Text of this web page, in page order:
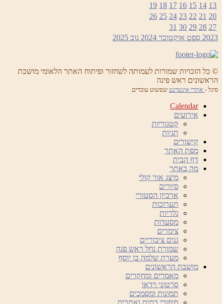
13
14
15
16
17
18
19
20
21
22
23
24
25
26
27
28
29
30
31
2023 ספט אוקטובר 2024 נוב 2025
© כל הזכויות שמורות לעמותה לשחזור ופיתוח האתר הלאומי מושבת
הראשונים ראש פינה
סיגל - אתרי אינטרנט שפשוט עובדים.
Calendar
אירועים
קטגוריות
תגיות
קישורים
מפת האתר
דף הבית
מה באתר
מיצג אור קולי
סיורים
ארכיון הסטורי
תערוכות
גלריות
מסעדות
צימרים
גנים ציבוריים
שמורת נחל ראש פנה
מערת שלמה בן יוסף
מושבת הראשונים
מאמרים ומחקרים
סרטוני וידאו
תמונות ומסמכים
סיפורי בתים ואתרים